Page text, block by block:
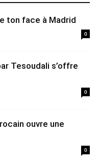
ton face à Madrid
0
Tesoudali s’offre
0
ouvre une
0